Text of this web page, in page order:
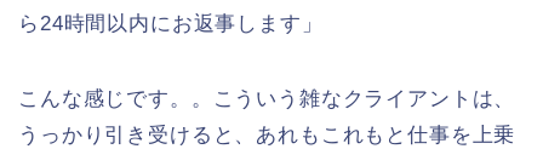
ら24時間以内にお返事します」
こんな感じです。。こういう雑なクライアントは、
うっかり引き受けると、あれもこれもと仕事を上乗